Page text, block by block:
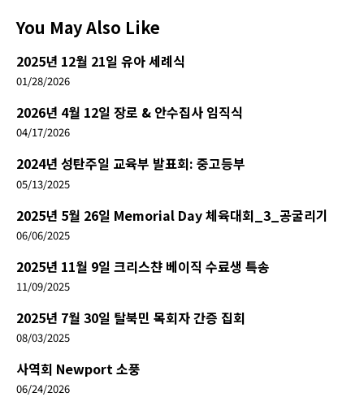
You May Also Like
2025년 12월 21일 유아 세례식
01/28/2026
2026년 4월 12일 장로 & 안수집사 임직식
04/17/2026
2024년 성탄주일 교육부 발표회: 중고등부
05/13/2025
2025년 5월 26일 Memorial Day 체육대회_3_공굴리기
06/06/2025
2025년 11월 9일 크리스챤 베이직 수료생 특송
11/09/2025
2025년 7월 30일 탈북민 목회자 간증 집회
08/03/2025
사역회 Newport 소풍
06/24/2026